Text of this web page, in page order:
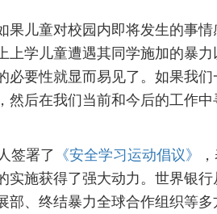
果儿童对校园内即将发生的事
上学儿童遭遇其同学施加的暴
必要性就显而易见了。如果我
然后在我们当前和今后的工作
签署了 《安全学习运动倡议》
实施获得了强大动力。世界银
部、终结暴力全球合作组织等